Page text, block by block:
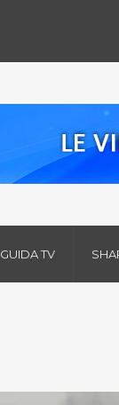
GUIDA TV